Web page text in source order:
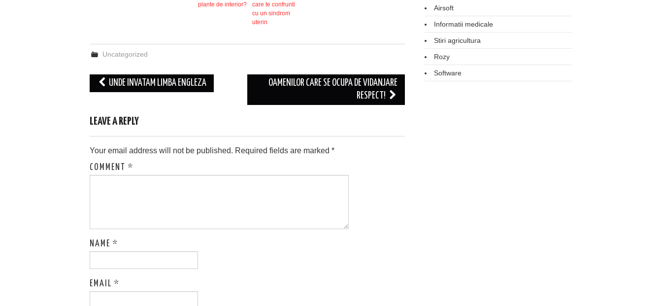
plante de interior?
care te confrunti
cu un sindrom
uterin
Uncategorized
Post
navigation
UNDE INVATAM LIMBA ENGLEZA
OAMENILOR CARE SE OCUPA DE VIDANJARE
RESPECT!
LEAVE A REPLY
Your email address will not be published. Required fields are marked *
COMMENT *
NAME *
EMAIL *
Airsoft
Informatii medicale
Stiri agricultura
Rozy
Software